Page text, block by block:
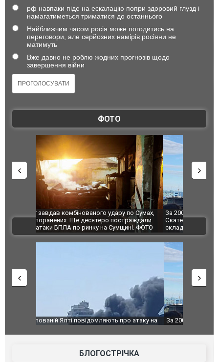
рф навпаки піде на ескалацію попри здоровий глузд і
намагатиметься триматися до останнього
Найближчим часом росія може погодитись на
переговори, але серйозних намірів росіяни не
матимуть
Вже давно не роблю жодних прогнозів щодо
завершення війни
ФОТО
За 2000 кілометрів від кордону з Україною: в
Єкатеринбурзі після атаки дронів загорівся
склад Wildberries. ФОТО. ВІДЕО
"Мої
ВІДЕО
За 2000 кілометрів від кордону з Україною: в
склад Wildberries. ФОТО. ВІДЕО
В
БЛОГОСТРІЧКА